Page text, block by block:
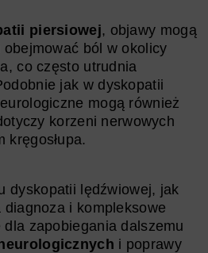
piersiowej, objawy mogą
ból w okolicy
co często utrudnia
jak w dyskopatii
mogą również
korzeni nerwowych
kręgosłupa.
dyskopatii lędźwiowej, jak
i kompleksowe
zapobiegania dalszemu
i poprawy